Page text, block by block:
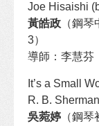
Joe Hisaishi
黃皓政 （鋼琴
3）
導師：李慧芬
It’s a Small
R. B.
吳菀婷 （鋼琴